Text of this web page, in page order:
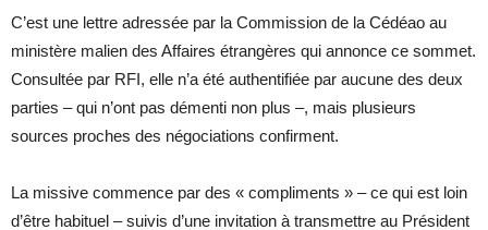
C’est une lettre adressée par la Commission de la Cédéao au
ministère malien des Affaires étrangères qui annonce ce sommet.
Consultée par RFI, elle n’a été authentifiée par aucune des deux
parties – qui n’ont pas démenti non plus –, mais plusieurs
sources proches des négociations confirment.
La missive commence par des « compliments » – ce qui est loin
d’être habituel – suivis d’une invitation à transmettre au Président